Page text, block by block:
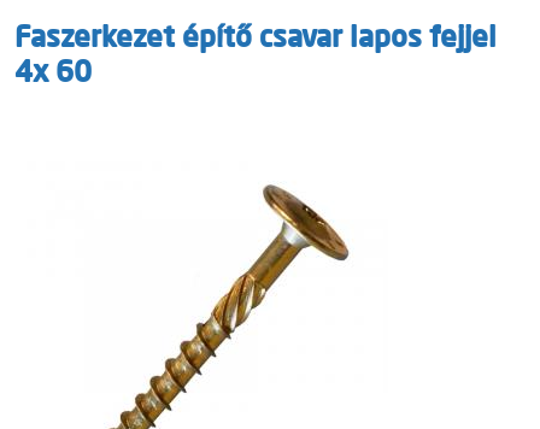
Faszerkezet építő csavar lapos fejjel
4x 60